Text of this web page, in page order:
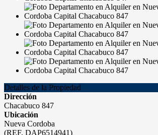
Detalles de la Propiedad
Dirección
Chacabuco 847
Ubicación
Nueva Cordoba
(REF. DAP6514941)